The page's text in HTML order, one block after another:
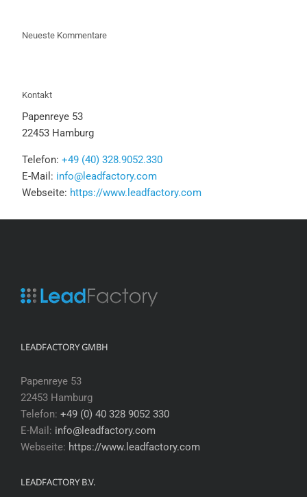
Neueste Kommentare
Kontakt
Papenreye 53
22453 Hamburg
Telefon: +49 (40) 328.9052.330
E-Mail: info@leadfactory.com
Webseite: https://www.leadfactory.com
LEADFACTORY GMBH
Papenreye 53
22453 Hamburg
Telefon: +49 (0) 40 328 9052 330
E-Mail: info@leadfactory.com
Webseite: https://www.leadfactory.com
LEADFACTORY B.V.